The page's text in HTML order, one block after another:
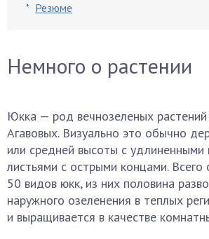
Резюме
Немного о растении
Юкка — род вечнозеленых растений
Агавовых. Визуально это обычно
или средней высоты с удлиненными
листьями с острыми концами. Всего
50 видов юкк, из них половина
наружного озеленения в теплых
и выращивается в качестве